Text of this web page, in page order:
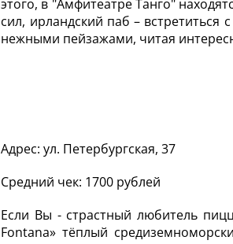
этого, в "Амфитеатре Танго"
сил, ирландский паб – встретиться
нежными пейзажами, читая
Адрес: ул. Петербургская, 37
Средний чек: 1700 рублей
Если Вы - страстный любитель
Fontana» тёплый